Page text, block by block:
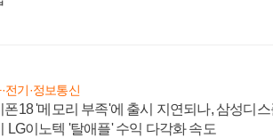
전기·정보통신
폰18 '메모리 부족'에 출시 지연되나, 삼성디
LG이노텍 '탈애플' 수익 다각화 속도